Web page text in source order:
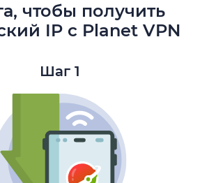
чтобы получить
IP с Planet VPN
Шаг 1